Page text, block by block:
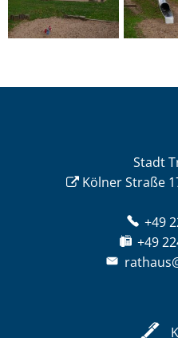
Stadt
Kölner Straße
+49
+49